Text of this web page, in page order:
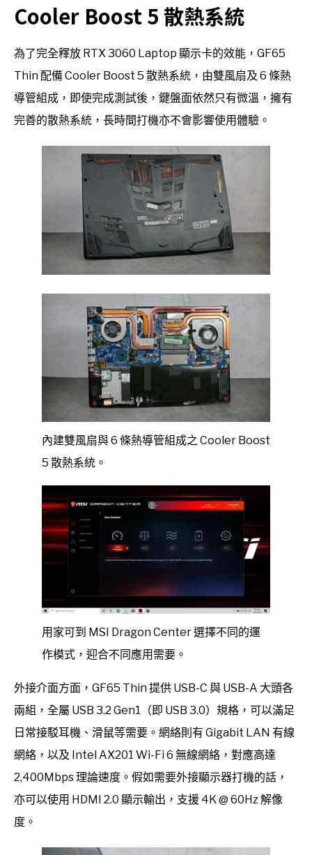
Cooler Boost 5 散熱系統
為了完全釋放 RTX 3060 Laptop 顯示卡的效能，GF65
Thin 配備 Cooler Boost 5 散熱系統，由雙風扇及 6 條熱
導管組成，即使完成測試後，鍵盤面依然只有微溫，擁有
完善的散熱系統，長時間打機亦不會影響使用體驗。
內建雙風扇與 6 條熱導管組成之 Cooler Boost
5 散熱系統。
用家可到 MSI Dragon Center 選擇不同的運
作模式，迎合不同應用需要。
外接介面方面，GF65 Thin 提供 USB-C 與 USB-A 大頭各
兩組，全屬 USB 3.2 Gen1（即 USB 3.0）規格，可以滿足
日常接駁耳機、滑鼠等需要。網絡則有 Gigabit LAN 有線
網絡，以及 Intel AX201 Wi-Fi 6 無線網絡，對應高達
2,400Mbps 理論速度。假如需要外接顯示器打機的話，
亦可以使用 HDMI 2.0 顯示輸出，支援 4K @ 60Hz 解像
度。